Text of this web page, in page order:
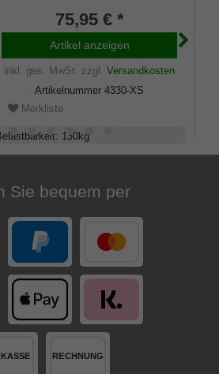
stabilem Leichtmetall,Spezial
Klappsitz/Griff inklusive
Gummipuffer und praktischer
Nylontasche.
75,95 € *
Artikel anzeigen
inkl. ges. MwSt. zzgl. Versandkosten
Artikelnummer 4330-XS
Merkliste
: 130kg
Sie bequem per